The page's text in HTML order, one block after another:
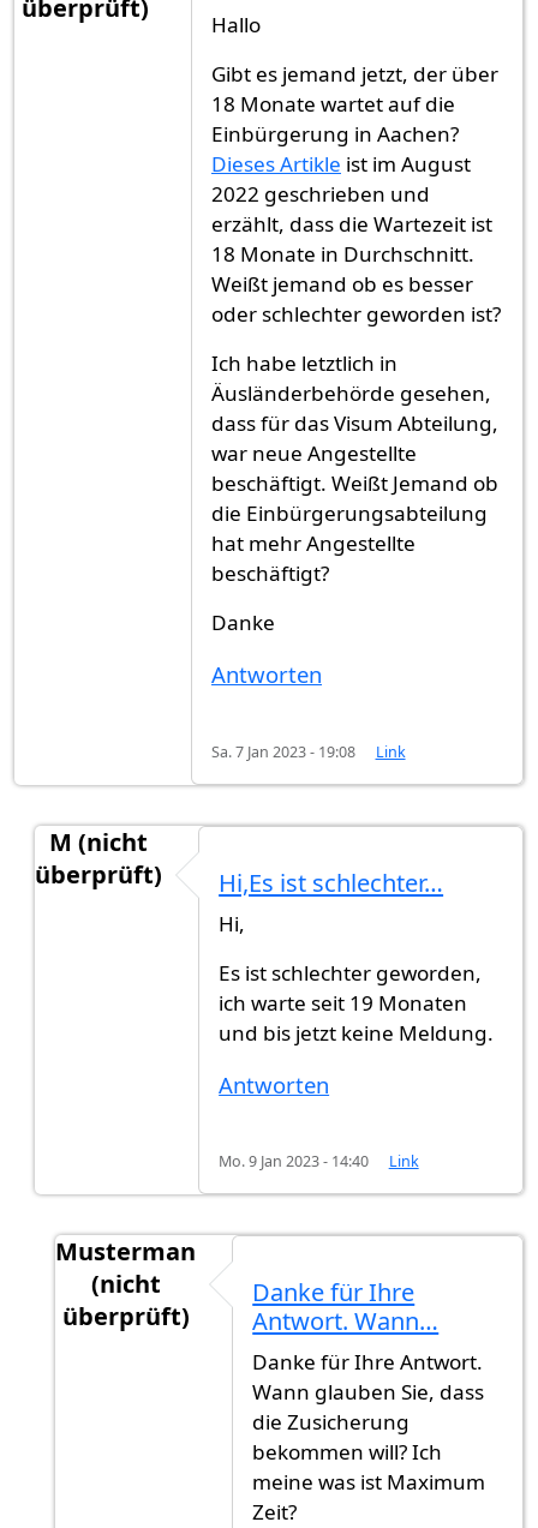
überprüft)
Hallo
Gibt es jemand jetzt, der über
18 Monate wartet auf die
Einbürgerung in Aachen?
Dieses Artikle ist im August
2022 geschrieben und
erzählt, dass die Wartezeit ist
18 Monate in Durchschnitt.
Weißt jemand ob es besser
oder schlechter geworden ist?
Ich habe letztlich in
Äusländerbehörde gesehen,
dass für das Visum Abteilung,
war neue Angestellte
beschäftigt. Weißt Jemand ob
die Einbürgerungsabteilung
hat mehr Angestellte
beschäftigt?
Danke
Antworten
Sa. 7 Jan 2023 - 19:08 Link
M (nicht
überprüft)
HalloGibt es jemand jetz…von
Hi,Es ist schlechter…
Hi,
Es ist schlechter geworden,
ich warte seit 19 Monaten
und bis jetzt keine Meldung.
Antworten
Mo. 9 Jan 2023 - 14:40 Link
Musterman
(nicht
überprüft)
Hi,Es ist schlechter… von
Danke für Ihre
Antwort. Wann…
Danke für Ihre Antwort.
Wann glauben Sie, dass
die Zusicherung
bekommen will? Ich
meine was ist Maximum
Zeit?